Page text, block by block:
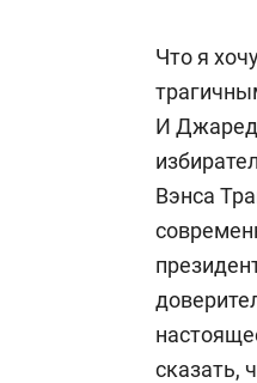
Что я
И Джаред
Вэнса
сказать,